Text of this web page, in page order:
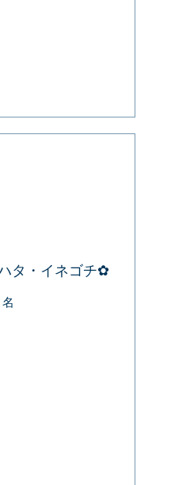
タ・イネゴチ✿